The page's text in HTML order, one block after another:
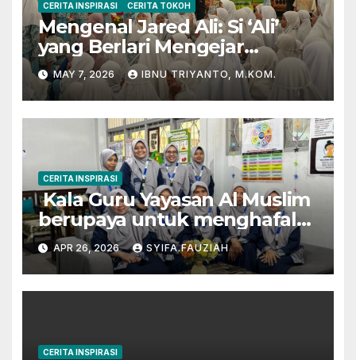
CERITA INSPIRASI CERITA TOKOH
Mengenal Jared Ali: Si ‘Ali’
yang Berlari Mengejar
Prestasi di Dunia Film dan
Akademik
MAY 7, 2026 IBNU TRIYANTO, M.KOM.
CERITA INSPIRASI
Kala Guru Yayasan Al Muslim
berupaya untuk menghafal
Al-Qur’an
APR 26, 2026 SYIFA.FAUZIAH
CERITA INSPIRASI